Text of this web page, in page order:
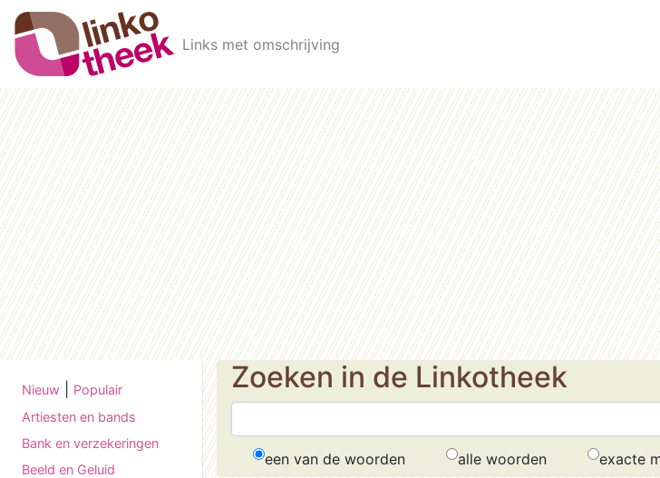
Skip to main content
Links met omschrijving
Nieuw
Populair
Artiesten en bands
Bank en verzekeringen
Beeld en Geluid
Zoeken in de Linkotheek
een van de woorden alle woorden exacte